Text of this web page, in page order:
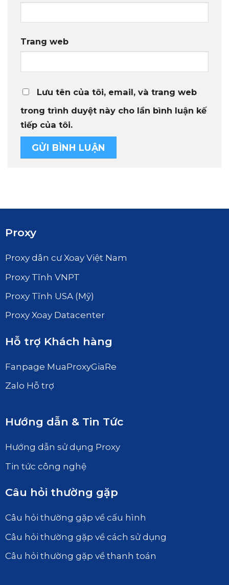
Trang web
Lưu tên của tôi, email, và trang web
trong trình duyệt này cho lần bình luận kế
tiếp của tôi.
Proxy
Proxy dân cư Xoay Việt Nam
Proxy Tĩnh VNPT
Proxy Tĩnh USA (Mỹ)
Proxy Xoay Datacenter
Hỗ trợ Khách hàng
Fanpage MuaProxyGiaRe
Zalo Hỗ trợ
Hướng dẫn & Tin Tức
Hướng dẫn sử dụng Proxy
Tin tức công nghệ
Câu hỏi thường gặp
Câu hỏi thường gặp về cấu hình
Câu hỏi thường gặp về cách sử dụng
Câu hỏi thường gặp về thanh toán